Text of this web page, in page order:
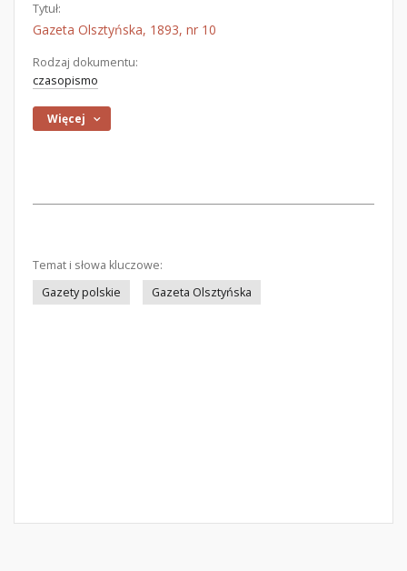
Tytuł:
Gazeta Olsztyńska, 1893, nr 10
Rodzaj dokumentu:
czasopismo
Więcej
Temat i słowa kluczowe:
Gazety polskie
Gazeta Olsztyńska